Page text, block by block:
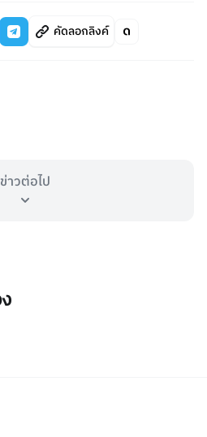
คัดลอกลิงค์
ข่าวต่อไป